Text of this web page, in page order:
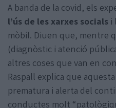
A banda de la covid, els
l’ús de les xarxes socials i
mòbil. Diuen que, mentre
(diagnòstic i atenció
altres coses que van en
Raspall explica que
prematura i alerta del
conductes molt